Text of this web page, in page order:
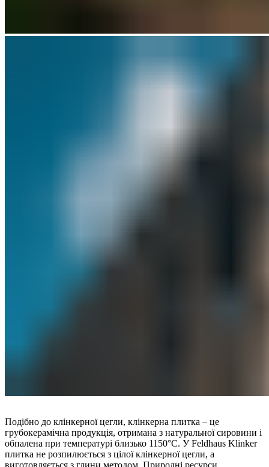
Подібно до клінкерної цегли, клінкерна плитка – це
грубокерамічна продукція, отримана з натуральної сировини і
обпалена при температурі близько 1150°C. У Feldhaus Klinker
плитка не розпилюється з цілої клінкерної цегли, а